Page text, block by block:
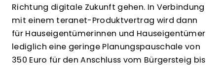
Richtung digitale Zukunft gehen. In Verbindung
mit einem teranet-Produktvertrag wird dann
für Hauseigentümerinnen und Hauseigentümer
lediglich eine geringe Planungspauschale von
350 Euro für den Anschluss vom Bürgersteig bis